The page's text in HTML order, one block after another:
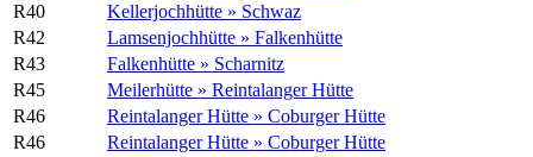
R40
Kellerjochhütte » Schwaz
R42
Lamsenjochhütte » Falkenhütte
R43
Falkenhütte » Scharnitz
R45
Meilerhütte » Reintalanger Hütte
R46
Reintalanger Hütte » Coburger Hütte
R46
Reintalanger Hütte » Coburger Hütte